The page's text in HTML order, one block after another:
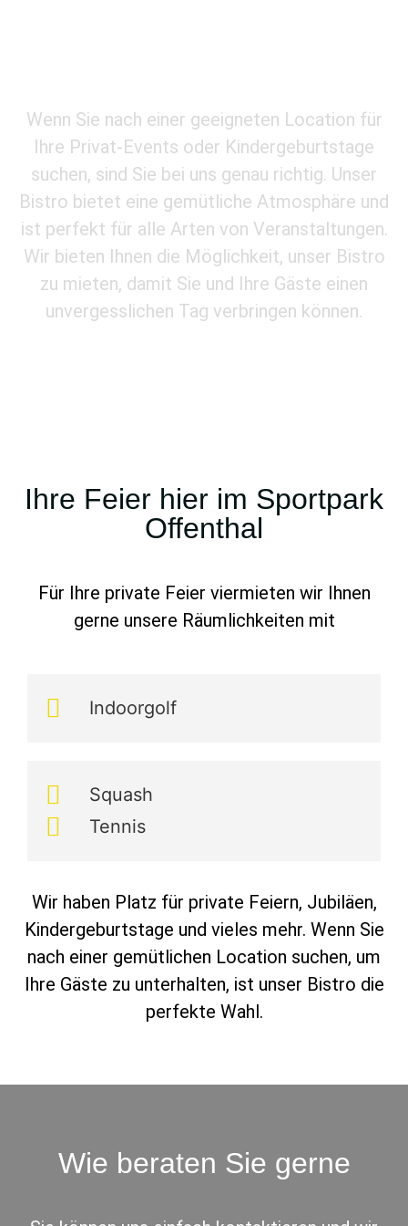
Wenn Sie nach einer geeigneten Location für
Ihre Privat-Events oder Kindergeburtstage
suchen, sind Sie bei uns genau richtig. Unser
Bistro bietet eine gemütliche Atmosphäre und
ist perfekt für alle Arten von Veranstaltungen.
Wir bieten Ihnen die Möglichkeit, unser Bistro
zu mieten, damit Sie und Ihre Gäste einen
unvergesslichen Tag verbringen können.
Ihre Feier hier im Sportpark
Offenthal
Für Ihre private Feier viermieten wir Ihnen
gerne unsere Räumlichkeiten mit
Indoorgolf
Squash
Tennis
Wir haben Platz für private Feiern, Jubiläen,
Kindergeburtstage und vieles mehr. Wenn Sie
nach einer gemütlichen Location suchen, um
Ihre Gäste zu unterhalten, ist unser Bistro die
perfekte Wahl.
Wie beraten Sie gerne